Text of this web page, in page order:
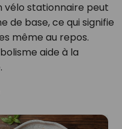
vélo stationnaire peut
de base, ce qui signifie
même au repos.
aide à la